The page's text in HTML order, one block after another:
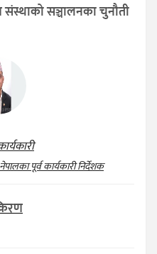
संस्थाको सञ्चालनका चुनौती
पूर्व कार्यकारी निर्देशक